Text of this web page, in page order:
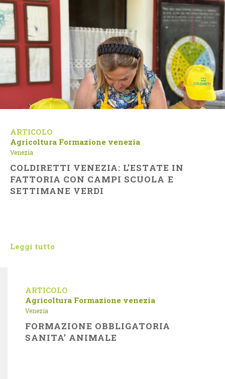
ARTICOLO
Agricoltura Formazione venezia
Venezia
COLDIRETTI VENEZIA: L’ESTATE IN
FATTORIA CON CAMPI SCUOLA E
SETTIMANE VERDI
Leggi tutto
ARTICOLO
Agricoltura Formazione venezia
Venezia
FORMAZIONE OBBLIGATORIA
SANITA’ ANIMALE